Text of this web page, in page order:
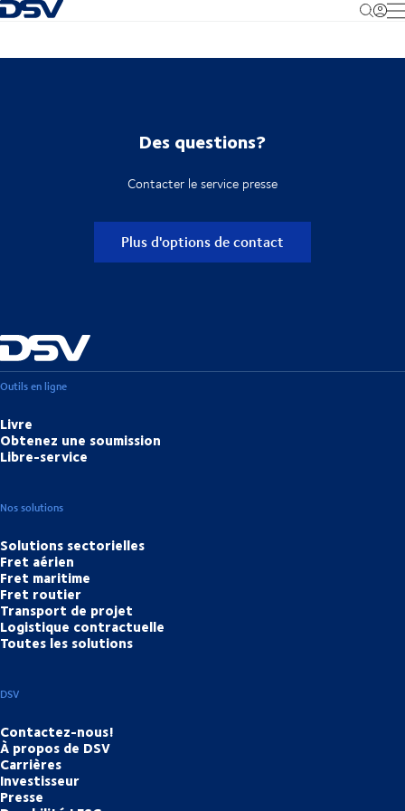
Retour à la page d'accueil
Des questions?
Contacter le service presse
Plus d'options de contact
Outils en ligne
Livre
Obtenez une soumission
Libre-service
Nos solutions
Solutions sectorielles
Fret aérien
Fret maritime
Fret routier
Transport de projet
Logistique contractuelle
Toutes les solutions
DSV
Contactez-nous!
À propos de DSV
Carrières
Investisseur
Presse